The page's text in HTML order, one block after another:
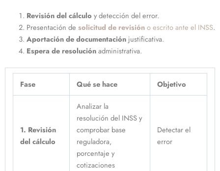
Revisión del cálculo y detección del error.
Presentación de solicitud de revisióno escrito ante el INSS.
Aportación de documentaciónjustificativa.
Espera de resoluciónadministrativa.
Fase Qué se hace Objetivo
1. Revisión
del cálculo
Analizar la
resolución del INSS y
comprobar base
reguladora,
porcentaje y
cotizaciones
Detectar el
error